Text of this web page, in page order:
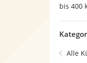
bis 400
Alle